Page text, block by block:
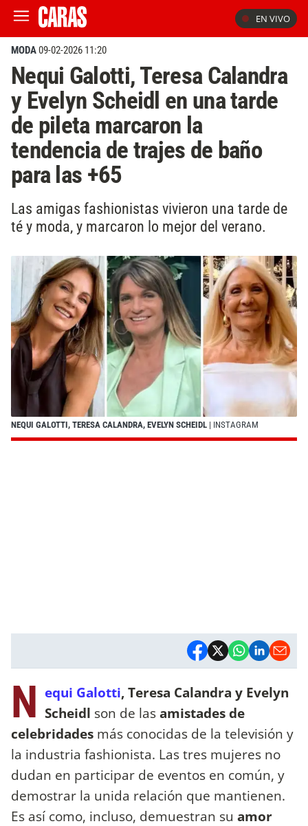
EN VIVO
MODA09-02-2026 11:20
Nequi Galotti, Teresa Calandra
y Evelyn Scheidl en una tarde
de pileta marcaron la
tendencia de trajes de baño
para las +65
Las amigas fashionistas vivieron una tarde de
té y moda, y marcaron lo mejor del verano.
NEQUI GALOTTI, TERESA CALANDRA, EVELYN SCHEIDL | INSTAGRAM
N equi Galotti, Teresa Calandra y Evelyn
Scheidl son de lasamistades de
celebridades más conocidas de la televisión y
la industria fashionista. Las tres mujeres no
dudan en participar de eventos en común, y
demostrar la unida relación que mantienen.
Es así como, incluso, demuestran su amor